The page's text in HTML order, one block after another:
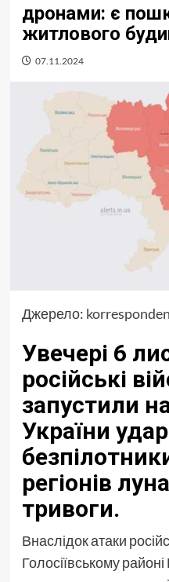
дронами: є
житлового
07.11.2024
Джерело:
Увечері 6
російські
запустили
України
регіонів
тривоги.
Внаслідок атаки
Голосіївському